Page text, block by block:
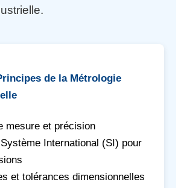
de la Métrologie
mesure et précision
International (SI) pour
et tolérances dimensionnelles